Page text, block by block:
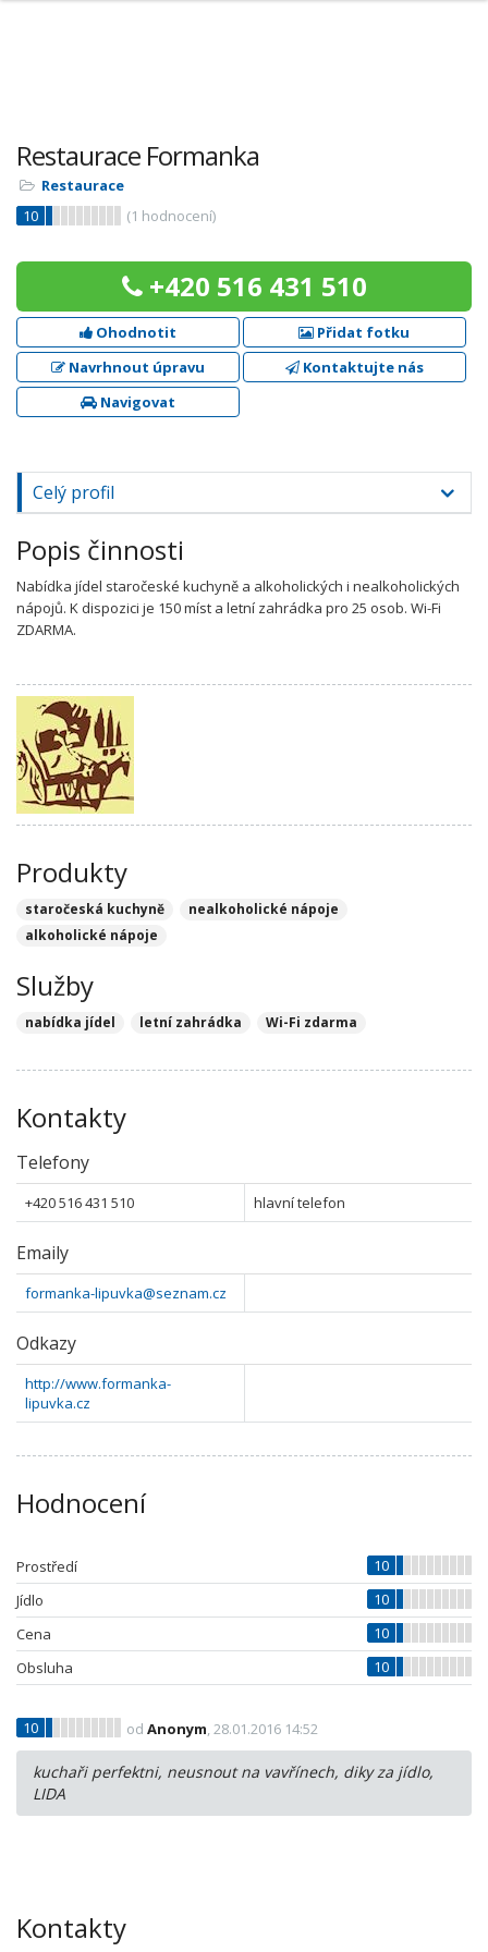
Restaurace Formanka
Restaurace
10
(1 hodnocení)
+420 516 431 510
Ohodnotit
Přidat fotku
Navrhnout úpravu
Kontaktujte nás
Navigovat
Celý profil
Popis činnosti
Nabídka jídel staročeské kuchyně a alkoholických i nealkoholických
nápojů. K dispozici je 150 míst a letní zahrádka pro 25 osob. Wi-Fi
ZDARMA.
Produkty
staročeská kuchyně
nealkoholické nápoje
alkoholické nápoje
Služby
nabídka jídel letní zahrádka Wi-Fi zdarma
Kontakty
Telefony
+420 516 431 510 hlavní telefon
Emaily
formanka-lipuvka@seznam.cz
Odkazy
http://www.formanka-
lipuvka.cz
Hodnocení
Prostředí
10
Jídlo
10
Cena
10
Obsluha
10
10 od Anonym, 28.01.2016 14:52
kuchaři perfektni, neusnout na vavřínech, diky za jídlo,
LIDA
Kontakty